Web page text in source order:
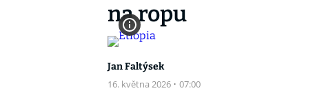
na ropu
Jan Faltýsek
16. května 2026 · 07:00